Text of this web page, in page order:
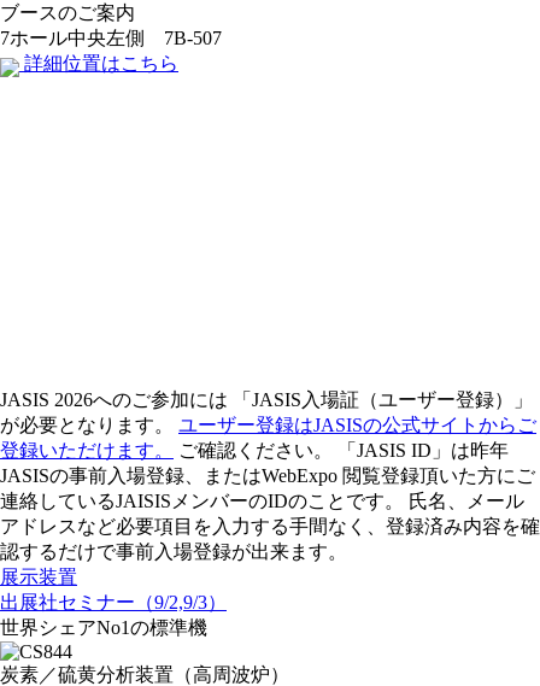
ブースのご案内
7ホール中央左側 7B-507
詳細位置はこちら
JASIS 2026へのご参加には
「JASIS入場証（ユーザー登録）」
が必要となります。 ユーザー登録はJASISの公式サイトからご
登録いただけます。
ご確認ください。 「JASIS ID」は昨年
JASISの事前入場登録、またはWebExpo 閲覧登録頂いた方にご
連絡しているJAISISメンバーのIDのことです。 氏名、メール
アドレスなど必要項目を入力する手間なく、登録済み内容を確
認するだけで事前入場登録が出来ます。
展示装置
出展社セミナー （9/2,9/3）
世界シェアNo1の標準機
炭素／硫黄分析装置（高周波炉）